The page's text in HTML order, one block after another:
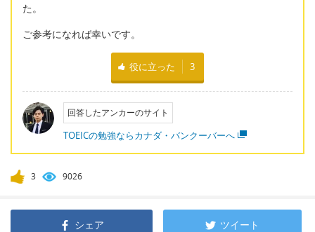
た。
ご参考になれば幸いです。
役に立った 3
回答したアンカーのサイト
TOEICの勉強ならカナダ・バンクーバーへ
3 9026
シェア ツイート